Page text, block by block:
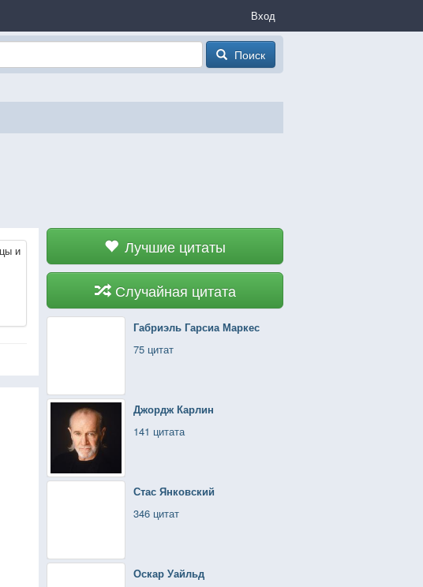
Вход
Поиск
Лучшие цитаты
Случайная цитата
Габриэль Гарсиа Маркес
75 цитат
Джордж Карлин
141 цитата
Стас Янковский
346 цитат
Оскар Уайльд